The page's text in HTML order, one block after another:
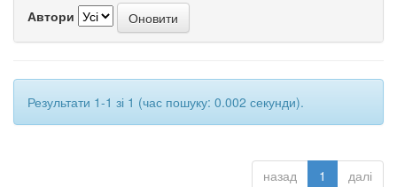
Автори
Результати 1-1 зі 1 (час пошуку: 0.002 секунди).
назад 1 далі